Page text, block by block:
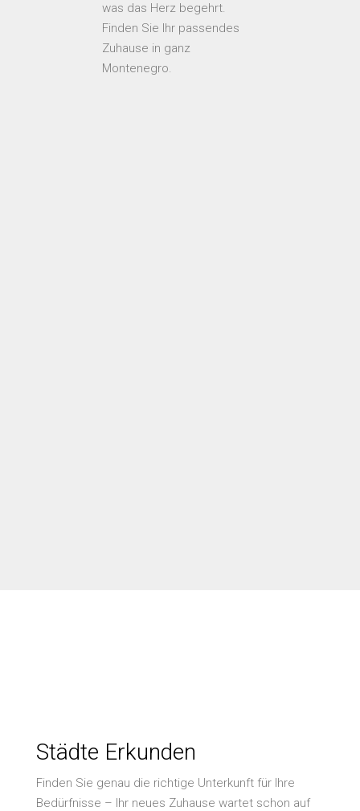
was das Herz begehrt.
Finden Sie Ihr passendes
Zuhause in ganz
Montenegro.
Städte Erkunden
Finden Sie genau die richtige Unterkunft für Ihre
Bedürfnisse – Ihr neues Zuhause wartet schon auf